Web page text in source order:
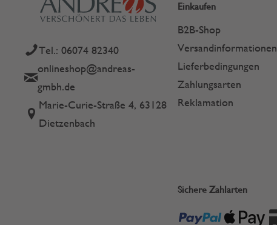
Tel.: 06074 82340
onlineshop@andreas-
gmbh.de
Marie-Curie-Straße 4, 63128
Dietzenbach
Einkaufen
B2B-Shop
Versandinformationen
Lieferbedingungen
Zahlungsarten
Reklamation
Sichere Zahlarten